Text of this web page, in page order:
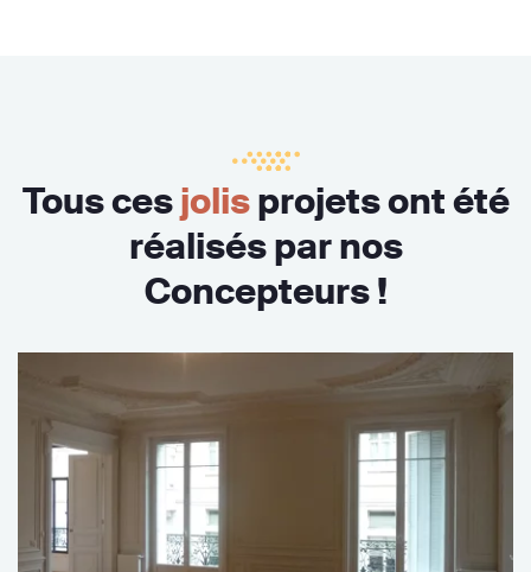
Tous cesjolisprojets ont été
réalisés par nos
Concepteurs !